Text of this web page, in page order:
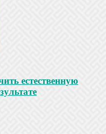
естественную